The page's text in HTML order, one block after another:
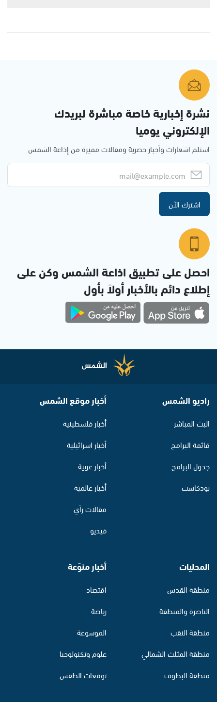
نشرة إخبارية خاصة مباشرة لبريدك
الإلكتروني يوميا
استلم اشعارات وأخبار حصرية ومقالات مميزة من إذاعة الشمس
اشترك الآن
احصل على تطبيق اذاعة الشمس وكن على
إطلاع دائم بالأخبار أولاً بأول
راديو الشمس
البث المباشر
قائمة البرامج
جدول البرامج
بودكاست
أخبار موقع الشمس
أخبار فلسطينية
أخبار اسرائيلية
أخبار عربية
أخبار عالمية
مقالات رأي
فيديو
المحليات
منطقة القدس
الناصرة والمنطقة
منطقة النقب
منطقة المثلث الشمالي
منطقة البطوف
أخبار منوّعة
اقتصاد
رياضة
الموسوعة
علوم وتكنولوجيا
توقعات الطقس